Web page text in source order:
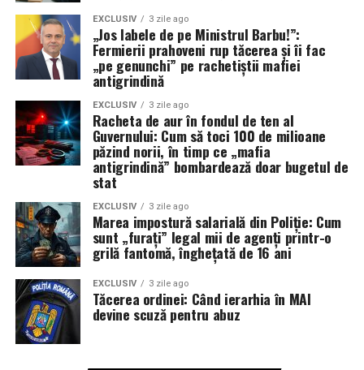
EXCLUSIV 3 zile ago
„Jos labele de pe Ministrul Barbu!”:
Fermierii prahoveni rup tăcerea și îi fac
„pe genunchi” pe rachetiștii mafiei
antigrindină
EXCLUSIV 3 zile ago
Racheta de aur în fondul de ten al
Guvernului: Cum să toci 100 de milioane
păzind norii, în timp ce „mafia
antigrindină” bombardează doar bugetul de
stat
EXCLUSIV 3 zile ago
Marea impostură salarială din Poliție: Cum
sunt „furați” legal mii de agenți printr-o
grilă fantomă, înghețată de 16 ani
EXCLUSIV 3 zile ago
Tăcerea ordinei: Când ierarhia în MAI
devine scuză pentru abuz